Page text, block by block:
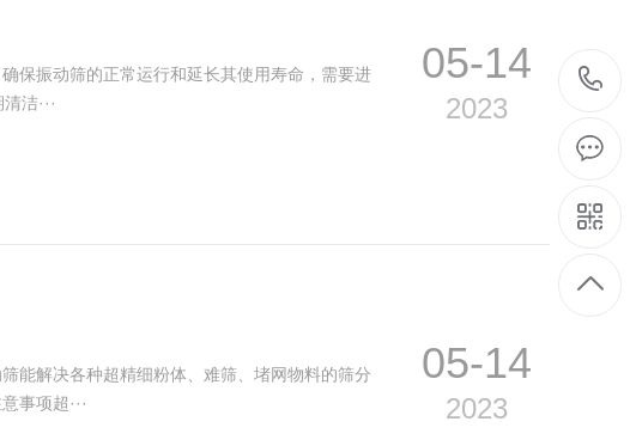
保振动筛的正常运行和延长其使用寿命，需要进
洁···
05-14
2023
能解决各种超精细粉体、难筛、堵网物料的筛分
事项超···
05-14
2023